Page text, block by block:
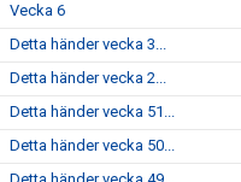
Vecka 6
Detta händer vecka 3...
Detta händer vecka 2...
Detta händer vecka 51...
Detta händer vecka 50...